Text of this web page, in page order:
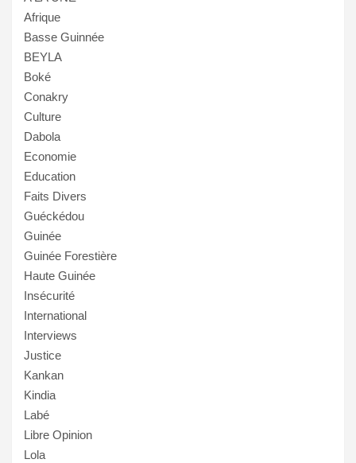
Afrique
Basse Guinnée
BEYLA
Boké
Conakry
Culture
Dabola
Economie
Education
Faits Divers
Guéckédou
Guinée
Guinée Forestière
Haute Guinée
Insécurité
International
Interviews
Justice
Kankan
Kindia
Labé
Libre Opinion
Lola